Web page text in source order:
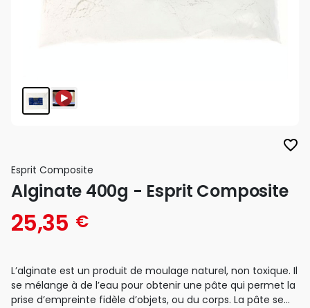
favorite_border
Esprit Composite
Alginate 400g - Esprit Composite
25,35 €
L’alginate est un produit de moulage naturel, non toxique. Il
se mélange à de l’eau pour obtenir une pâte qui permet la
prise d’empreinte fidèle d’objets, ou du corps. La pâte se...